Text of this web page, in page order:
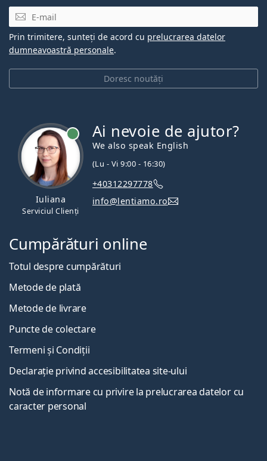
E-mail
Doresc noutăți
Prin trimitere, sunteți de acord cu prelucrarea datelor
dumneavoastră personale.
Iuliana
Serviciul Clienți
Ai nevoie de ajutor?
We also speak English
(Lu - Vi 9:00 - 16:30)
+40312297778
info@lentiamo.ro
Cumpărături online
Totul despre cumpărături
Metode de plată
Metode de livrare
Puncte de colectare
Termeni și Condiții
Declarație privind accesibilitatea site-ului
Notă de informare cu privire la prelucrarea datelor cu
caracter personal